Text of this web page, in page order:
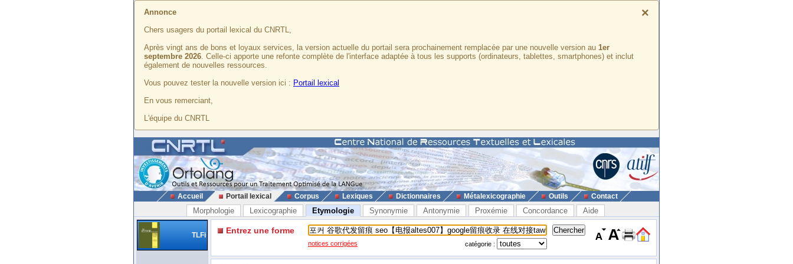
×
Annonce
Chers usagers du portail lexical du CNRTL,
Après vingt ans de bons et loyaux services, la version actuelle du portail sera prochainement remplacée par une nouvelle version au 1er
septembre 2026. Celle-ci apporte une refonte complète de l'interface adaptée à tous les supports (ordinateurs, tablettes, smartphones) et inclut
également de nouvelles ressources.
Vous pouvez tester la nouvelle version ici : Portail lexical
En vous remerciant,
L'équipe du CNRTL
Accueil Portail lexical Corpus Lexiques Dictionnaires Métalexicographie Outils Contact
Morphologie Lexicographie Etymologie Synonymie Antonymie Proxémie Concordance Aide
TLFi Entrez une forme
notices corrigées catégorie :